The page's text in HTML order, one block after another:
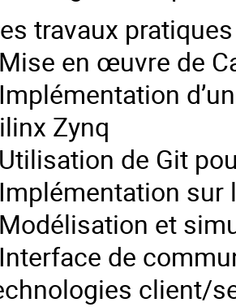
travaux
en œuvre de
Zynq
de Git
sur
et
de
client/